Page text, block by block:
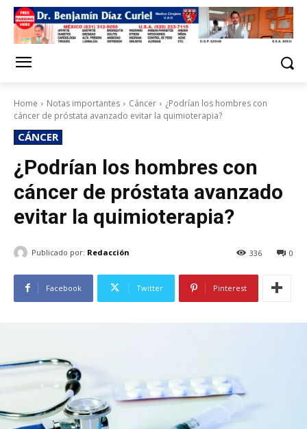
Home Notas importantes Cáncer
¿Podrían los hombres con
cáncer de próstata avanzado evitar la quimioterapia?
CÁNCER
¿Podrían los hombres con
cáncer de próstata avanzado
evitar la quimioterapia?
Publicado por: Redacción 0
336
Facebook Twitter Pinterest